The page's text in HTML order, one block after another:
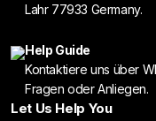
Lahr 77933 Germany.
Help Guide
Kontaktiere uns über
Fragen oder Anliegen.
Let Us Help You